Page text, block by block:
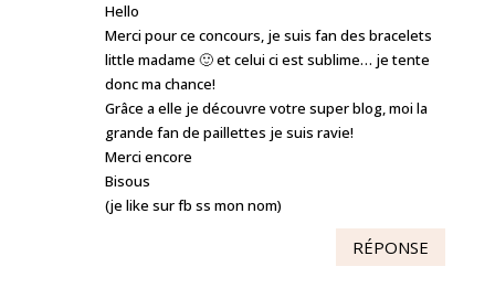
Hello
Merci pour ce concours, je suis fan des bracelets
little madame 🙂 et celui ci est sublime… je tente
donc ma chance!
Grâce a elle je découvre votre super blog, moi la
grande fan de paillettes je suis ravie!
Merci encore
Bisous
(je like sur fb ss mon nom)
RÉPONSE